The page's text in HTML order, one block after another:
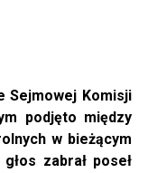
Sejmowej Komisji
podjęto między
w bieżącym
zabrał poseł